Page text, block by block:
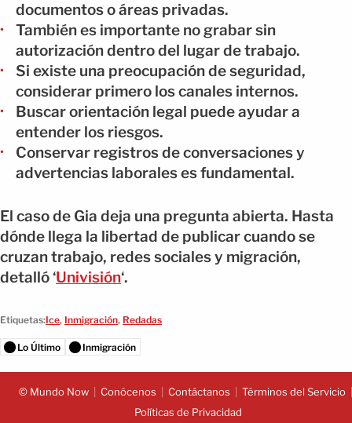
documentos o áreas privadas.
También es importante no grabar sin
autorización dentro del lugar de trabajo.
Si existe una preocupación de seguridad,
considerar primero los canales internos.
Buscar orientación legal puede ayudar a
entender los riesgos.
Conservar registros de conversaciones y
advertencias laborales es fundamental.
El caso de Gia deja una pregunta abierta. Hasta
dónde llega la libertad de publicar cuando se
cruzan trabajo, redes sociales y migración,
detalló ‘Univisión‘.
Etiquetas:Ice, Inmigración, Redadas
Lo Último Inmigración
© Mundo Now Conócenos Contáctanos
Términos del Servicio
Políticas de Privacidad